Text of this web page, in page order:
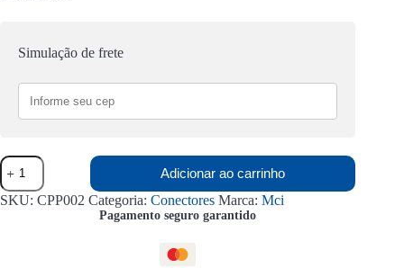
Simulação de frete
Conector
Perfurante
10-
120mm²
Adicionar ao carrinho
SKU: CPP002 Categoria: Conectores Marca: Mci
Pagamento seguro garantido